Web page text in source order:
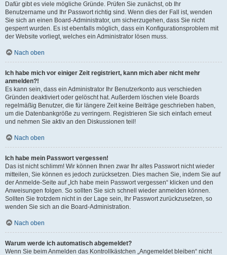
Dafür gibt es viele mögliche Gründe. Prüfen Sie zunächst, ob Ihr
Benutzername und Ihr Passwort richtig sind. Wenn dies der Fall ist, wenden
Sie sich an einen Board-Administrator, um sicherzugehen, dass Sie nicht
gesperrt wurden. Es ist ebenfalls möglich, dass ein Konfigurationsproblem mit
der Website vorliegt, welches ein Administrator lösen muss.
Nach oben
Ich habe mich vor einiger Zeit registriert, kann mich aber nicht mehr
anmelden?!
Es kann sein, dass ein Administrator Ihr Benutzerkonto aus verschieden
Gründen deaktiviert oder gelöscht hat. Außerdem löschen viele Boards
regelmäßig Benutzer, die für längere Zeit keine Beiträge geschrieben haben,
um die Datenbankgröße zu verringern. Registrieren Sie sich einfach erneut
und nehmen Sie aktiv an den Diskussionen teil!
Nach oben
Ich habe mein Passwort vergessen!
Das ist nicht schlimm! Wir können Ihnen zwar Ihr altes Passwort nicht wieder
mitteilen, Sie können es jedoch zurücksetzen. Dies machen Sie, indem Sie auf
der Anmelde-Seite auf „Ich habe mein Passwort vergessen“ klicken und den
Anweisungen folgen. So sollten Sie sich schnell wieder anmelden können.
Sollten Sie trotzdem nicht in der Lage sein, Ihr Passwort zurückzusetzen, so
wenden Sie sich an die Board-Administration.
Nach oben
Warum werde ich automatisch abgemeldet?
Wenn Sie beim Anmelden das Kontrollkästchen „Angemeldet bleiben“ nicht